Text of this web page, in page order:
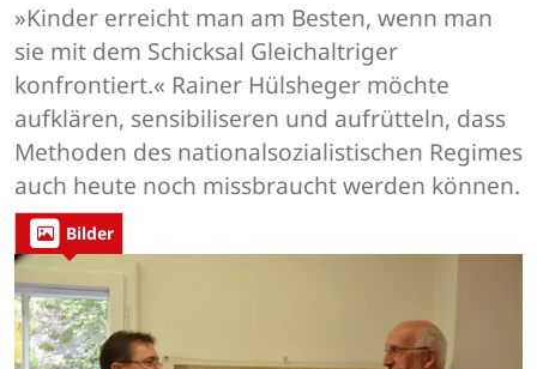
»Kinder erreicht man am Besten, wenn man
sie mit dem Schicksal Gleichaltriger
konfrontiert.« Rainer Hülsheger möchte
aufklären, sensibiliseren und aufrütteln, dass
Methoden des nationalsozialistischen Regimes
auch heute noch missbraucht werden können.
Bilder